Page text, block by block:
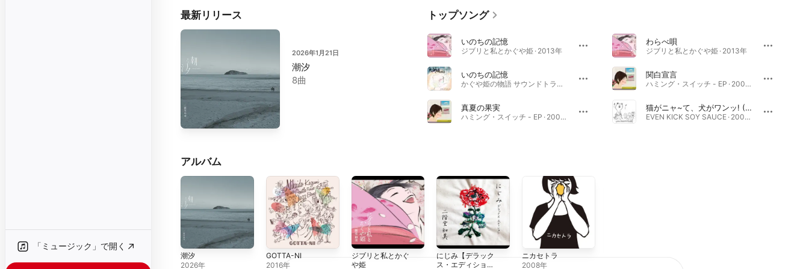
「ミュージック」で開く
最新リリース
2026年1月21日
潮汐
8曲
トップソング
いのちの記憶
ジブリと私とかぐや姫 · 2013年
いのちの記憶
かぐや姫の物語 サウンドトラック · 2013年
真夏の果実
ハミング・スイッチ - EP · 2007年
わらべ唄
ジブリと私とかぐや姫 · 2013年
関白宣言
ハミング・スイッチ - EP · 2007年
猫がニャ~て、犬がワンッ! (with 二階堂和美)
EVEN KICK SOY SAUCE · 2009年
アルバム
潮汐
2026年
GOTTA-NI
2016年
ジブリと私とかぐ
や姫
にじみ【デラック
ス・エディショ
ニカセトラ
2008年